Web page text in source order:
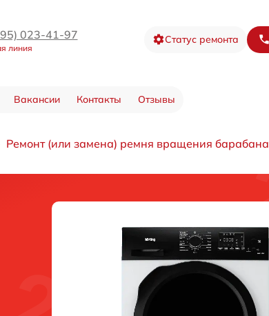
023-41-97
линия
Статус ремонта
Вакансии Контакты Отзывы
Ремонт (или замена) ремня вращения барабана